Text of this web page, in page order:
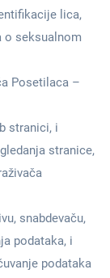
lica,
o seksualnom
Posetilaca –
stranici, i
stranice,
snabdevaču,
podataka, i
podataka